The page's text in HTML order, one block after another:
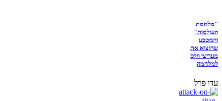
"מלחמת
העולמות"
והמטבע
שהוציא את
מעריצי וולס
למלחמה
עדי פרל